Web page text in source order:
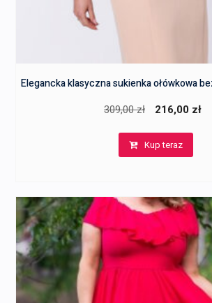
Elegancka klasyczna sukienka ołówkowa
309,00zł
Pierwotna
wynosiła:
216,00 zł
Kup teraz